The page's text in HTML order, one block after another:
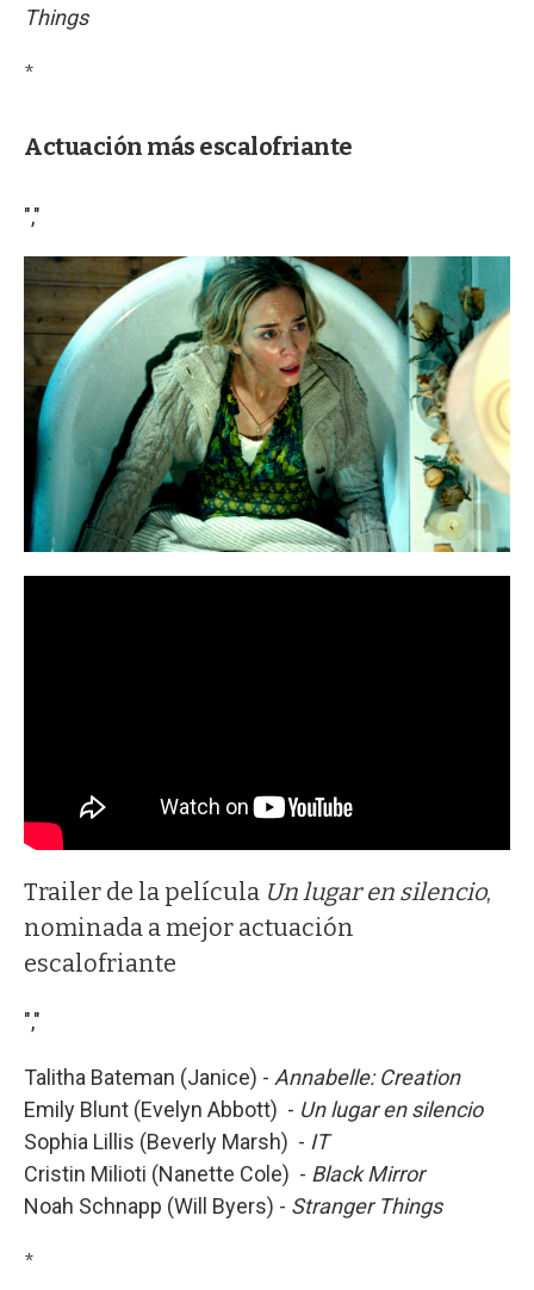
Things
*
Actuación más escalofriante
","
Trailer de la película Un lugar en silencio,
nominada a mejor actuación
escalofriante
","
Talitha Bateman (Janice) - Annabelle: Creation
Emily Blunt (Evelyn Abbott) - Un lugar en silencio
Sophia Lillis (Beverly Marsh) - IT
Cristin Milioti (Nanette Cole) - Black Mirror
Noah Schnapp (Will Byers) - Stranger Things
*